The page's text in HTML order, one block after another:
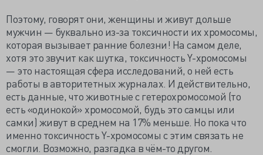
Поэтому, говорят они, женщины и живут дольше
мужчин — буквально из-за токсичности их хромосомы,
которая вызывает ранние болезни! На самом деле,
хотя это звучит как шутка, токсичность Y-хромосомы
— это настоящая сфера исследований, о ней есть
работы в авторитетных журналах. И действительно,
есть данные, что животные с гетерохромосомой (то
есть «одинокой» хромосомой, будь это самцы или
самки) живут в среднем на 17% меньше. Но пока что
именно токсичность Y-хромосомы с этим связать не
смогли. Возможно, разгадка в чём-то другом.